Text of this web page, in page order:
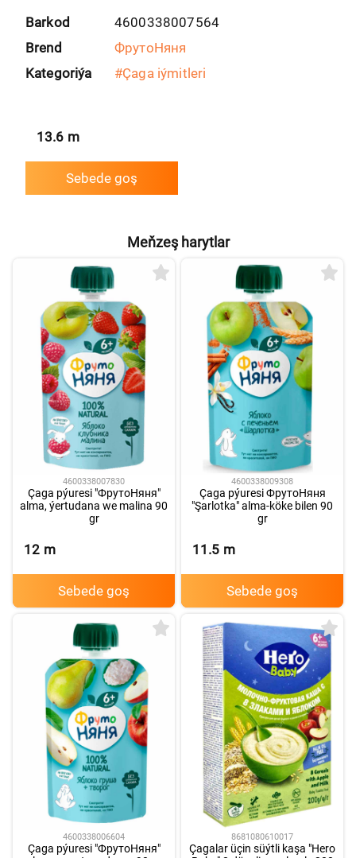
Barkod
4600338007564
Brend
ФрутоНяня
Kategoriýa
#Çaga iýmitleri
13.6 m
Sebede goş
Meňzeş harytlar
4600338007830
Çaga pýuresi "ФрутоНяня"
alma, ýertudana we malina 90
gr
12 m
Sebede goş
4600338009308
Çaga pýuresi ФрутоНяня
"Şarlotka" alma-köke bilen 90
gr
11.5 m
Sebede goş
4600338006604
Çaga pýuresi "ФрутоНяня"
8681080610017
Çagalar üçin süýtli kaşa "Hero